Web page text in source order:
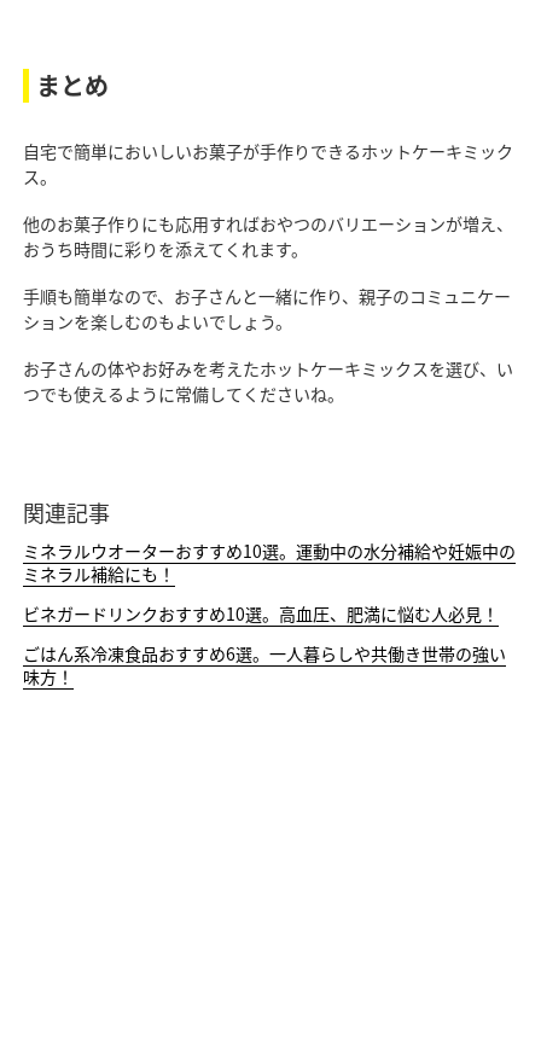
まとめ
自宅で簡単においしいお菓子が手作りできるホットケーキミック
ス。
他のお菓子作りにも応用すればおやつのバリエーションが増え、
おうち時間に彩りを添えてくれます。
手順も簡単なので、お子さんと一緒に作り、親子のコミュニケー
ションを楽しむのもよいでしょう。
お子さんの体やお好みを考えたホットケーキミックスを選び、い
つでも使えるように常備してくださいね。
関連記事
ミネラルウオーターおすすめ10選。運動中の水分補給や妊娠中の
ミネラル補給にも！
ビネガードリンクおすすめ10選。高血圧、肥満に悩む人必見！
ごはん系冷凍食品おすすめ6選。一人暮らしや共働き世帯の強い
味方！